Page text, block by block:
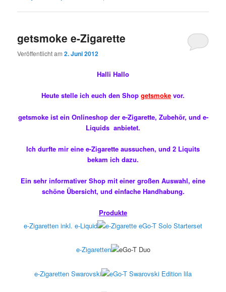
getsmoke e-Zigarette
Veröffentlicht am2. Juni 2012
Halli Hallo
Heute stelle ich euch den Shop getsmoke vor.
getsmoke ist ein Onlineshop der e-Zigarette, Zubehör, und e-
Liquids anbietet.
Ich durfte mir eine e-Zigarette aussuchen, und 2 Liquits
bekam ich dazu.
Ein sehr informativer Shop mit einer großen Auswahl, eine
schöne Übersicht, und einfache Handhabung.
Produkte
e-Zigaretten inkl. e-Liquid
e-Zigaretten
e-Zigaretten Swarovski